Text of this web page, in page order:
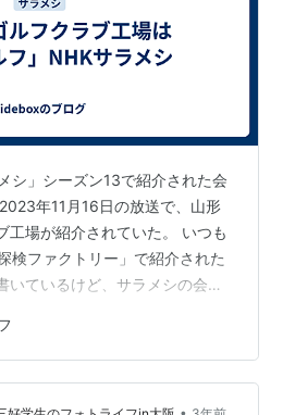
シ」シーズン13で紹介された会
年11月16日の放送で、山形
工場が紹介されていた。 いつも
検ファクトリー」で紹介された
いているけど、サラメシの会社
ルフクラブ工場▽カスタネッ
は企業名・会社名を大々的には
でも直接「何々社に行きまし